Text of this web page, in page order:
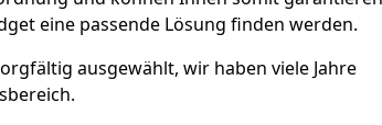
eine passende Lösung finden werden.
ausgewählt, wir haben viele Jahre